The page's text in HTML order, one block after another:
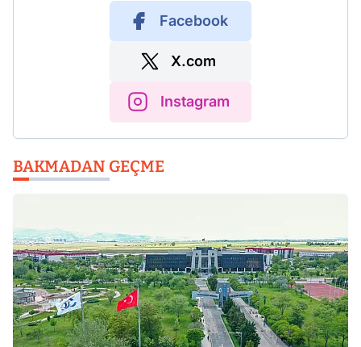
Facebook
X.com
Instagram
BAKMADAN GEÇME